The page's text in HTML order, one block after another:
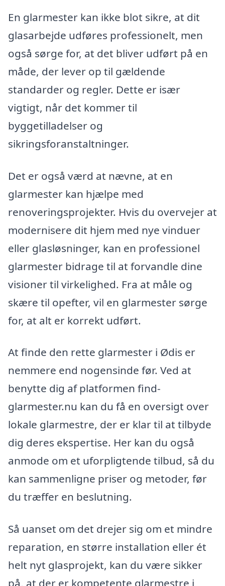
En glarmester kan ikke blot sikre, at dit
glasarbejde udføres professionelt, men
også sørge for, at det bliver udført på en
måde, der lever op til gældende
standarder og regler. Dette er især
vigtigt, når det kommer til
byggetilladelser og
sikringsforanstaltninger.
Det er også værd at nævne, at en
glarmester kan hjælpe med
renoveringsprojekter. Hvis du overvejer at
modernisere dit hjem med nye vinduer
eller glasløsninger, kan en professionel
glarmester bidrage til at forvandle dine
visioner til virkelighed. Fra at måle og
skære til opefter, vil en glarmester sørge
for, at alt er korrekt udført.
At finde den rette glarmester i Ødis er
nemmere end nogensinde før. Ved at
benytte dig af platformen find-
glarmester.nu kan du få en oversigt over
lokale glarmestre, der er klar til at tilbyde
dig deres ekspertise. Her kan du også
anmode om et uforpligtende tilbud, så du
kan sammenligne priser og metoder, før
du træffer en beslutning.
Så uanset om det drejer sig om et mindre
reparation, en større installation eller ét
helt nyt glasprojekt, kan du være sikker
på, at der er kompetente glarmestre i